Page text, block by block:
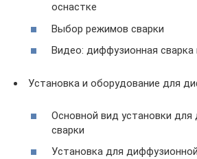
оснастке
Выбор режимов сварки
Видео: диффузионная сварка
Установка и оборудование для
Основной вид установки
сварки
Установка для